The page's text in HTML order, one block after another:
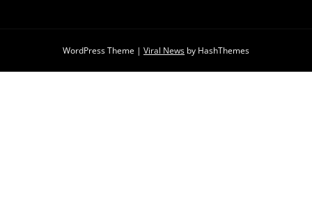
WordPress Theme | Viral News by HashThemes